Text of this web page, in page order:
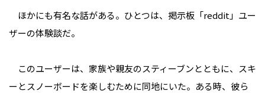
ほかにも有名な話がある。ひとつは、掲示板「reddit」ユー
ザーの体験談だ。
このユーザーは、家族や親友のスティーブンとともに、スキ
ーとスノーボードを楽しむために同地にいた。ある時、彼ら